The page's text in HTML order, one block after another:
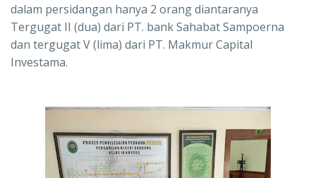
dalam persidangan hanya 2 orang diantaranya
Tergugat II (dua) dari PT. bank Sahabat Sampoerna
dan tergugat V (lima) dari PT. Makmur Capital
Investama.